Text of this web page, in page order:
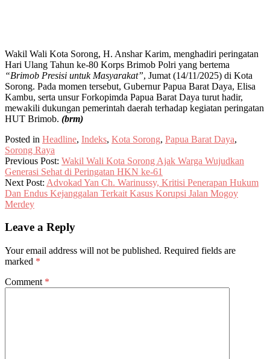
Wakil Wali Kota Sorong, H. Anshar Karim, menghadiri peringatan
Hari Ulang Tahun ke-80 Korps Brimob Polri yang bertema
“Brimob Presisi untuk Masyarakat”, Jumat (14/11/2025) di Kota
Sorong. Pada momen tersebut, Gubernur Papua Barat Daya, Elisa
Kambu, serta unsur Forkopimda Papua Barat Daya turut hadir,
mewakili dukungan pemerintah daerah terhadap kegiatan peringatan
HUT Brimob. (brm)
Posted in Headline, Indeks, Kota Sorong, Papua Barat Daya,
Sorong Raya
Previous Post: Wakil Wali Kota Sorong Ajak Warga Wujudkan
Generasi Sehat di Peringatan HKN ke-61
Next Post: Advokad Yan Ch. Warinussy, Kritisi Penerapan Hukum
Dan Endus Kejanggalan Terkait Kasus Korupsi Jalan Mogoy
Merdey
Leave a Reply
Your email address will not be published. Required fields are
marked *
Comment *